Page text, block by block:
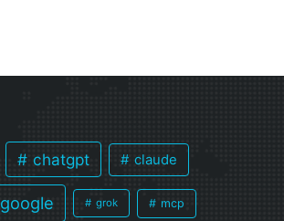
chatgpt claude
google grok mcp